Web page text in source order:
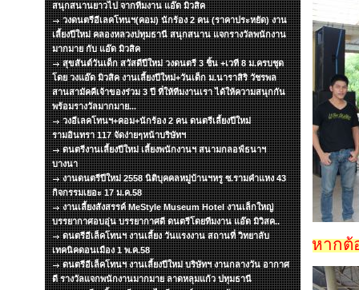
สนุกสนานยาวไป จากทีมงาน แอ๊ด มิวสิค
วงดนตรีอีเลคโทนฯ(คอม) นักร้อง 2 คน (ราคาประหยัด) งาน
เลี้ยงปีใหม่ คลองหลวงปทุมธานี สนุกสนาน แจกรางวัลพนักงาน
มากมาย กับ แอ๊ด มิวสิค
สุขสันต์วันเด็ก สวัสดีปีใหม่ วงดนตรี 3 ชิ้น +เวที 8 ม.ครบชุด
โดย วงแอ๊ด มิวสิค งานเลี้ยงปีใหม่+วันเด็ก ม.นาราสิริ วัชรพล
สานสามัคคีเจ้าของร่วม 3 ปี ที่ให้ทีมงานเรา ได้ให้ความสนุกกัน
พร้อมรางวัลมากมาย...
วงอีเลคโทนฯ+คอม+นักร้อง 2 คน ดนตรีเลี้ยงปีใหม่
รามอินทรา 117 จัดง่ายๆหน้าบริษัทฯ
ดนตรีงานเลี้ยงปีใหม่ เลี้ยงพนักงานฯ สนามกลอฟ์ธนาฯ
บางนา
งานดนตรีปีใหม่ 2558 นิติบุคคลหมู่บ้านฯหรู ซ.รามคำแหง 43
กิจกรรมเยอะ 17 ม.ค.58
งานเลี้ยงสังสรรค์ MeStyle Museum Hotel งานเล็กใหญ่
บรรยากาศอบอุ่น บรรยากาศดี ดนตรีโดยทีมงาน แอ๊ด มิวิสค..
ดนตรีอีเล็คโทนฯ งานเลี้ยง วันแรงงาน สถานที่ วิทยาลับ
เทคนิคดอนเมือง 1 พ.ค.58
ดนตรีอีเล็คโทนฯ งานเลี้ยงปีใหม่ บริษัทฯ งานกลางวัน อากาศ
ดี รางวัลแจกพนักงานมากมาย ลาดหลุมแก้ว ปทุมธานี
หากต้